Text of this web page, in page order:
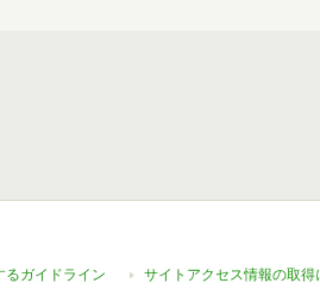
ガイドライン サイトアクセス情報の取得